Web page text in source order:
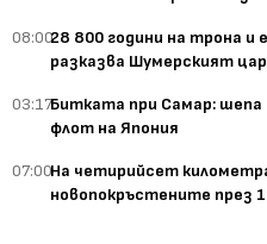
08:0028 800 години на трона и
разказва Шумерският
03:17Битката при Самар: шепа
флот на Япония
07:00На четирийсет
новопокръстените през